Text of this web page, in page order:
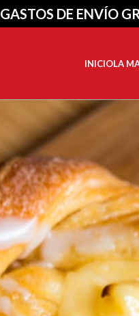
GASTOS DE ENVÍO
INICIOLA